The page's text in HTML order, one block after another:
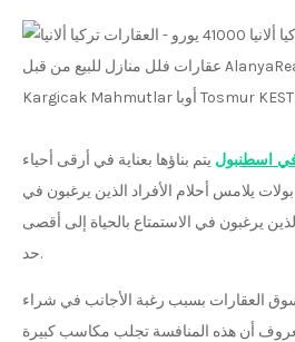
اسطنبول يتم بناؤها بعناية في أرقى أحياء
يلامس أحلام الأفراد الذين يرغبون في
يرغبون في الاستمتاع بالحياة إلى أقصى
حد.
العقارات بسبب رغبة الأجانب في شراء
أن هذه المنافسة تجلب مكاسب كبيرة